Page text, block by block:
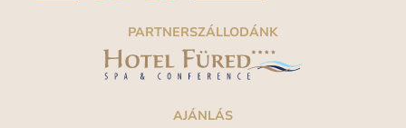
PARTNERSZÁLLODÁNK
AJÁNLÁS